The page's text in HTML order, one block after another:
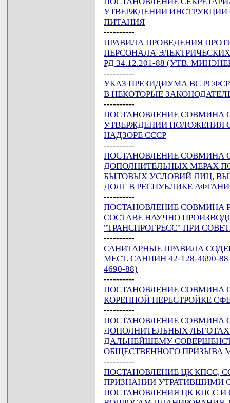
УТВЕРЖДЕНИИ
ПИТАНИЯ
----------
ПРАВИЛА ПРОВЕДЕНИЯ
ПЕРСОНАЛА
РД 34.12.201-88 (УТВ.
----------
УКАЗ ПРЕЗИДИУМА ВС
В НЕКОТОРЫЕ
----------
ПОСТАНОВЛЕНИЕ СОВМИНА
УТВЕРЖДЕНИИ ПОЛОЖЕНИЯ
НАДЗОРЕ СССР
----------
ПОСТАНОВЛЕНИЕ СОВМИНА
ДОПОЛНИТЕЛЬНЫХ МЕРАХ
БЫТОВЫХ УСЛОВИЙ ЛИЦ,
ДОЛГ В РЕСПУБЛИКЕ
----------
ПОСТАНОВЛЕНИЕ СОВМИНА
СОСТАВЕ НАУЧНО
"ТРАНСПРОГРЕСС" ПРИ
----------
САНИТАРНЫЕ ПРАВИЛА
МЕСТ. САНПИН 42-128-4690-
4690-88)
----------
ПОСТАНОВЛЕНИЕ СОВМИНА
КОРЕННОЙ ПЕРЕСТРОЙКЕ
----------
ПОСТАНОВЛЕНИЕ СОВМИНА
ДОПОЛНИТЕЛЬНЫХ
ДАЛЬНЕЙШЕМУ
ОБЩЕСТВЕННОГО ПРИЗЫВА
----------
ПОСТАНОВЛЕНИЕ ЦК КПСС,
ПРИЗНАНИИ УТРАТИВШИМИ
ПОСТАНОВЛЕНИЯ ЦК КПСС И